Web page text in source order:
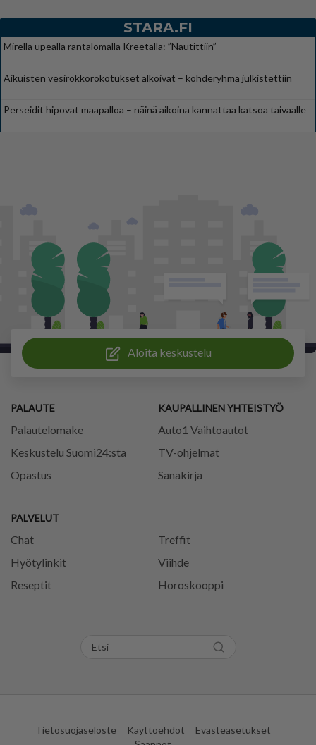
STARA.FI
Mirella upealla rantalomalla Kreetalla: ”Nautittiin”
Aikuisten vesirokkorokotukset alkoivat – kohderyhmä julkistettiin
Perseidit hipovat maapalloa – näinä aikoina kannattaa katsoa taivaalle
Aloita keskustelu
PALAUTE
Palautelomake
Keskustelu Suomi24:sta
Opastus
PALVELUT
Chat
Treffit
Hyötylinkit
Viihde
Reseptit
Horoskooppi
KAUPALLINEN YHTEISTYÖ
Auto1 Vaihtoautot
TV-ohjelmat
Sanakirja
Tietosuojaseloste Käyttöehdot
Evästeasetukset